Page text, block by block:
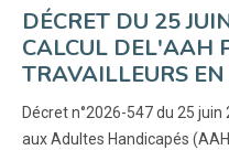
DÉCRET DU 25
CALCUL DEL'AAH
TRAVAILLEURS EN
Décret n°2026-547 du 25
aux Adultes Handicapés